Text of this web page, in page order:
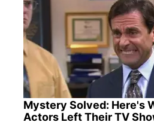
Mystery Solved: Here's
Actors Left Their TV